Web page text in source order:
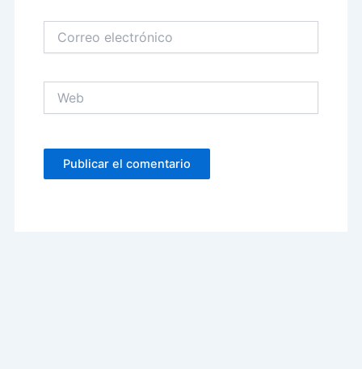
electrónico